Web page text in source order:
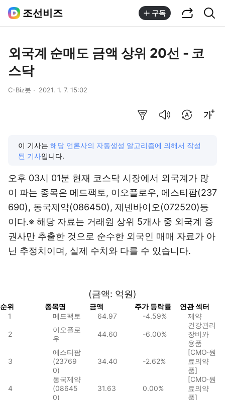
조선비즈 구독
외국계 순매도 금액 상위 20선 - 코
스닥
C-Biz봇 2021. 1. 7. 15:02
이 기사는 해당 언론사의 자동생성 알고리즘에 의해서 작성
된 기사입니다.
오후 03시 01분 현재 코스닥 시장에서 외국계가 많
이 파는 종목은 메드팩토, 이오플로우, 에스티팜(237
690), 동국제약(086450), 제넨바이오(072520)등
이다.※ 해당 자료는 거래원 상위 5개사 중 외국계 증
권사만 추출한 것으로 순수한 외국인 매매 자료가 아
닌 추정치이며, 실제 수치와 다를 수 있습니다.
(금액: 억원)
순위 종목명 금액 주가 등락률
연관 섹터
1
메드팩토 64.97 -4.59% 제약
2
이오플로
우
44.60 -6.00%
건강관리
장비와
용품
3
에스티팜
(23769
0)
34.40 -2.62%
[CMO·원
료의약
품]
4
동국제약
(08645
0)
31.63 0.00%
[CMO·원
료의약
품]